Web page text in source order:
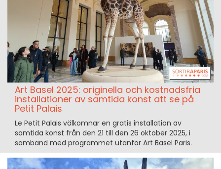
Art Basel 2025: originella och kostnadsfria
installationer av samtida konst att se på
Petit Palais
Le Petit Palais välkomnar en gratis installation av
samtida konst från den 21 till den 26 oktober 2025, i
samband med programmet utanför Art Basel Paris.